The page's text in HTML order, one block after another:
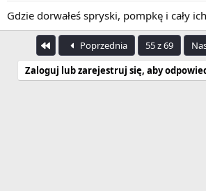
Gdzie dorwałeś spryski, pompkę i cały
PierwszyPoprzednia 55 z 69
Zaloguj lub zarejestruj się, aby